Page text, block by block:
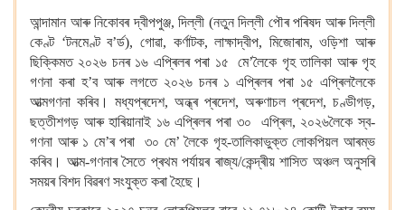
আন্দামান আৰু নিকোবৰ দ্বীপপুঞ্জ, দিল্লী (নতুন দিল্লী পৌৰ পৰিষদ আৰু দিল্লী
কেণ্ট ‘টনমেণ্ট ব’ৰ্ড), গোৱা, কৰ্ণাটক, লাক্ষাদ্বীপ, মিজোৰাম, ওড়িশা আৰু
ছিক্কিমত ২০২৬ চনৰ ১৬ এপ্ৰিলৰ পৰা ১৫ মে’লৈকে গৃহ তালিকা আৰু গৃহ
গণনা কৰা হ’ব আৰু লগতে ২০২৬ চনৰ ১ এপ্ৰিলৰ পৰা ১৫ এপ্ৰিললৈকে
আত্মগণনা কৰিব। মধ্যপ্ৰদেশ, অন্ধ্ৰ প্ৰদেশ, অৰুণাচল প্ৰদেশ, চণ্ডীগড়,
ছত্তীশগড় আৰু হাৰিয়ানাই ১৬ এপ্ৰিলৰ পৰা ৩০ এপ্ৰিল, ২০২৬লৈকে স্ব-
গণনা আৰু ১ মে’ৰ পৰা ৩০ মে’ লৈকে গৃহ-তালিকাভুক্ত লোকপিয়ল আৰম্ভ
কৰিব। আত্ম-গণনাৰ সৈতে প্ৰথম পৰ্যায়ৰ ৰাজ্য/কেন্দ্ৰীয় শাসিত অঞ্চল অনুসৰি
সময়ৰ বিশদ বিৱৰণ সংযুক্ত কৰা হৈছে।